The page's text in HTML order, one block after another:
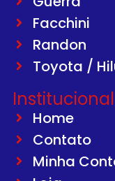
Facchini
Randon
Toyota /
Institucional
Home
Contato
Minha